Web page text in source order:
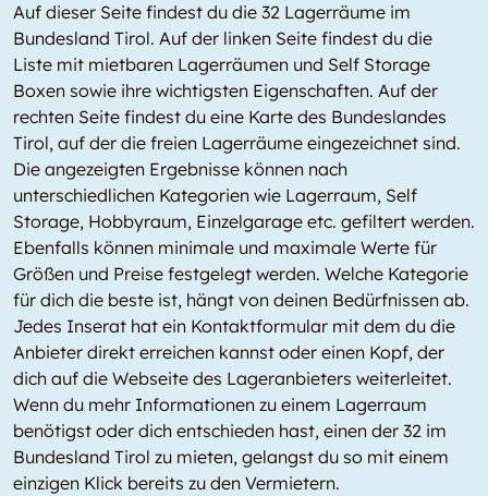
Auf dieser Seite findest du die 32 Lagerräume im
Bundesland Tirol. Auf der linken Seite findest du die
Liste mit mietbaren Lagerräumen und Self Storage
Boxen sowie ihre wichtigsten Eigenschaften. Auf der
rechten Seite findest du eine Karte des Bundeslandes
Tirol, auf der die freien Lagerräume eingezeichnet sind.
Die angezeigten Ergebnisse können nach
unterschiedlichen Kategorien wie Lagerraum, Self
Storage, Hobbyraum, Einzelgarage etc. gefiltert werden.
Ebenfalls können minimale und maximale Werte für
Größen und Preise festgelegt werden. Welche Kategorie
für dich die beste ist, hängt von deinen Bedürfnissen ab.
Jedes Inserat hat ein Kontaktformular mit dem du die
Anbieter direkt erreichen kannst oder einen Kopf, der
dich auf die Webseite des Lageranbieters weiterleitet.
Wenn du mehr Informationen zu einem Lagerraum
benötigst oder dich entschieden hast, einen der 32 im
Bundesland Tirol zu mieten, gelangst du so mit einem
einzigen Klick bereits zu den Vermietern.